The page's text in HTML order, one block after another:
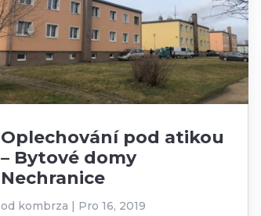
Oplechování pod atikou
– Bytové domy
Nechranice
od kombrza | Pro 16, 2019